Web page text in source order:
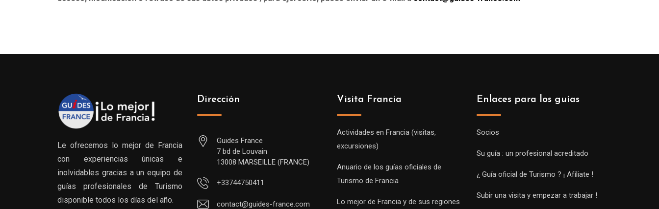
Le ofrecemos lo mejor de Francia
con experiencias únicas e
inolvidables gracias a un equipo de
guías profesionales de Turismo
disponible todos los días del año.
Dirección
Guides France
7 bd de Louvain
13008 MARSEILLE (FRANCE)
+33744750411
contact@guides-france.com
Visita Francia
Actividades en Francia (visitas,
excursiones)
Anuario de los guías oficiales de
Turismo de Francia
Lo mejor de Francia y de sus regiones
Enlaces para los guías
Socios
Su guía : un profesional acreditado
¿ Guía oficial de Turismo ? ¡ Afíliate !
Subir una visita y empezar a trabajar !